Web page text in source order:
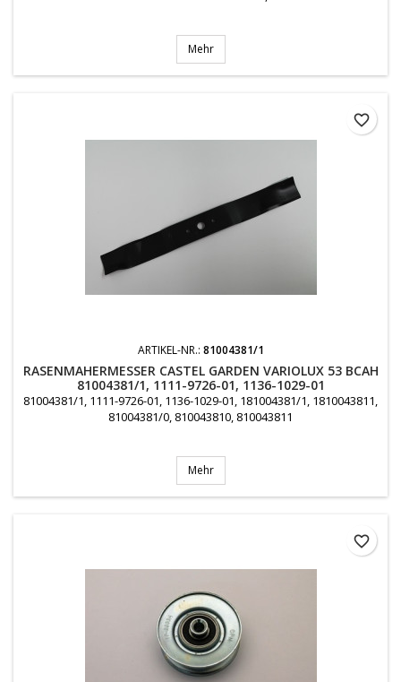
Mehr
ARTIKEL-NR.: 81004381/1
RASENMAHERMESSER CASTEL GARDEN VARIOLUX 53 BCAH
81004381/1, 1111-9726-01, 1136-1029-01
81004381/1, 1111-9726-01, 1136-1029-01, 181004381/1, 1810043811,
81004381/0, 810043810, 810043811
Mehr
favorite_border
favorite_border